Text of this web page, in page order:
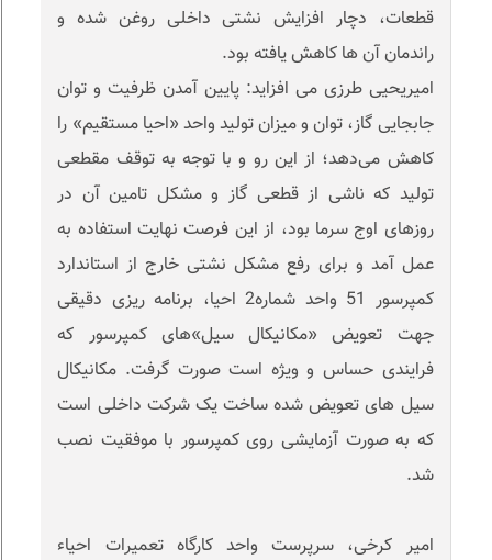
قطعات، دچار افزایش نشتی داخلی روغن شده و
راندمان آن ها کاهش یافته بود.
امیریحیی طرزی می افزاید: پایین آمدن ظرفیت و توان
جابجایی گاز، توان و میزان تولید واحد «احیا مستقیم» را
کاهش می‌دهد؛ از این رو و با توجه به توقف مقطعی
تولید که ناشی از قطعی گاز و مشکل تامین آن در
روزهای اوج سرما بود، از این فرصت نهایت استفاده به
عمل آمد و برای رفع مشکل نشتی خارج از استاندارد
کمپرسور 51 واحد شماره2 احیا، برنامه ریزی دقیقی
جهت تعویض «مکانیکال سیل»های کمپرسور که
فرایندی حساس و ویژه است صورت گرفت. مکانیکال
سیل های تعویض شده ساخت یک شرکت داخلی است
که به صورت آزمایشی روی کمپرسور با موفقیت نصب
شد.
امیر کرخی، سرپرست واحد کارگاه تعمیرات احیاء